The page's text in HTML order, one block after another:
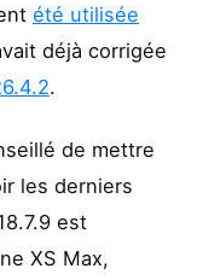
été utilisée
déjà corrigée
.
de mettre
les derniers
est
XS Max,